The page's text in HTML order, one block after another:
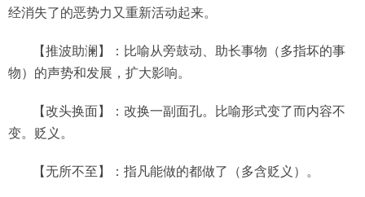
经消失了的恶势力又重新活动起来。
【推波助澜】：比喻从旁鼓动、助长事物（多指坏的事
物）的声势和发展，扩大影响。
【改头换面】：改换一副面孔。比喻形式变了而内容不
变。贬义。
【无所不至】：指凡能做的都做了（多含贬义）。